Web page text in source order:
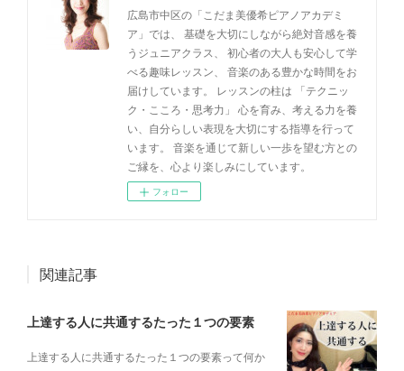
広島市中区の「こだま美優希ピアノアカデミ
ア」では、 基礎を大切にしながら絶対音感を養
うジュニアクラス、 初心者の大人も安心して学
べる趣味レッスン、 音楽のある豊かな時間をお
届けしています。 レッスンの柱は 「テクニッ
ク・こころ・思考力」 心を育み、考える力を養
い、自分らしい表現を大切にする指導を行って
います。 音楽を通じて新しい一歩を望む方との
ご縁を、心より楽しみにしています。
フォロー
関連記事
上達する人に共通するたった１つの要素
上達する人に共通するたった１つの要素って何か